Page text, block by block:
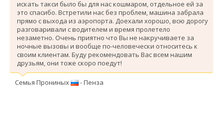
искать такси было бы для нас кошмаром, отдельное ей за
это спасибо. Вcтретили нас без проблем, машина забрала
прямо с выхода из аэропорта. Доехали хорошо, всю дорогу
разговаривали с водителем и время пролетело
незаметно. Очень приятно что Вы не накручиваете за
ночные вызовы и вообще по-человечески относитесь к
своим клиентам. Буду рекомендовать Вас всем нашим
друзьям, они тоже скоро поедут!
Семья Прониных - Пенза